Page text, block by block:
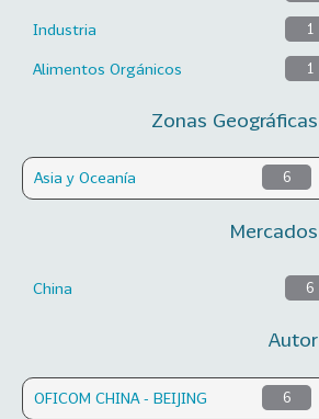
Industria 1
Alimentos Orgánicos 1
Zonas Geográficas
Asia y Oceanía 6
Mercados
China 6
Autor
OFICOM CHINA - BEIJING 6